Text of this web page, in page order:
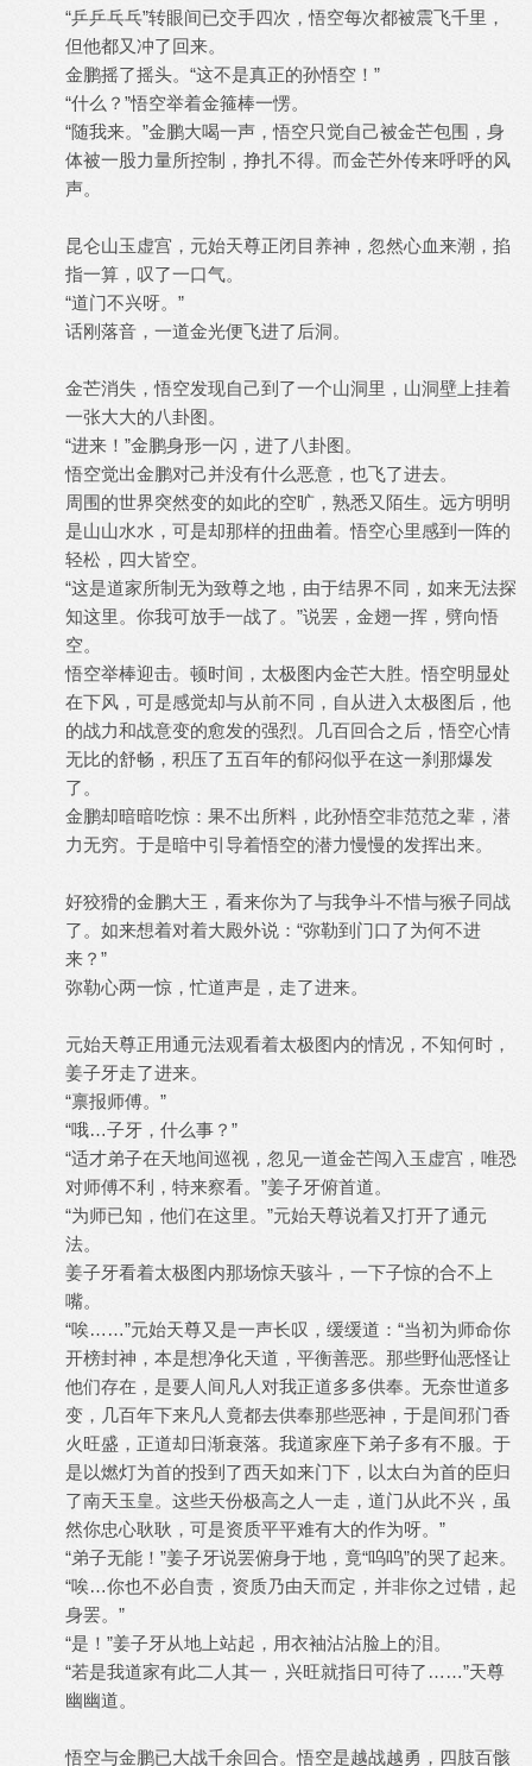
“乒乒乓乓”转眼间已交手四次，悟空每次都被震飞千里，
但他都又冲了回来。
金鹏摇了摇头。“这不是真正的孙悟空！”
“什么？”悟空举着金箍棒一愣。
“随我来。”金鹏大喝一声，悟空只觉自己被金芒包围，身
体被一股力量所控制，挣扎不得。而金芒外传来呼呼的风
声。
昆仑山玉虚宫，元始天尊正闭目养神，忽然心血来潮，掐
指一算，叹了一口气。
“道门不兴呀。”
话刚落音，一道金光便飞进了后洞。
金芒消失，悟空发现自己到了一个山洞里，山洞壁上挂着
一张大大的八卦图。
“进来！”金鹏身形一闪，进了八卦图。
悟空觉出金鹏对己并没有什么恶意，也飞了进去。
周围的世界突然变的如此的空旷，熟悉又陌生。远方明明
是山山水水，可是却那样的扭曲着。悟空心里感到一阵的
轻松，四大皆空。
“这是道家所制无为致尊之地，由于结界不同，如来无法探
知这里。你我可放手一战了。”说罢，金翅一挥，劈向悟
空。
悟空举棒迎击。顿时间，太极图内金芒大胜。悟空明显处
在下风，可是感觉却与从前不同，自从进入太极图后，他
的战力和战意变的愈发的强烈。几百回合之后，悟空心情
无比的舒畅，积压了五百年的郁闷似乎在这一刹那爆发
了。
金鹏却暗暗吃惊：果不出所料，此孙悟空非范范之辈，潜
力无穷。于是暗中引导着悟空的潜力慢慢的发挥出来。
好狡猾的金鹏大王，看来你为了与我争斗不惜与猴子同战
了。如来想着对着大殿外说：“弥勒到门口了为何不进
来？”
弥勒心两一惊，忙道声是，走了进来。
元始天尊正用通元法观看着太极图内的情况，不知何时，
姜子牙走了进来。
“禀报师傅。”
“哦…子牙，什么事？”
“适才弟子在天地间巡视，忽见一道金芒闯入玉虚宫，唯恐
对师傅不利，特来察看。”姜子牙俯首道。
“为师已知，他们在这里。”元始天尊说着又打开了通元
法。
姜子牙看着太极图内那场惊天骇斗，一下子惊的合不上
嘴。
“唉……”元始天尊又是一声长叹，缓缓道：“当初为师命你
开榜封神，本是想净化天道，平衡善恶。那些野仙恶怪让
他们存在，是要人间凡人对我正道多多供奉。无奈世道多
变，几百年下来凡人竟都去供奉那些恶神，于是间邪门香
火旺盛，正道却日渐衰落。我道家座下弟子多有不服。于
是以燃灯为首的投到了西天如来门下，以太白为首的臣归
了南天玉皇。这些天份极高之人一走，道门从此不兴，虽
然你忠心耿耿，可是资质平平难有大的作为呀。”
“弟子无能！”姜子牙说罢俯身于地，竟“呜呜”的哭了起来。
“唉…你也不必自责，资质乃由天而定，并非你之过错，起
身罢。”
“是！”姜子牙从地上站起，用衣袖沾沾脸上的泪。
“若是我道家有此二人其一，兴旺就指日可待了……”天尊
幽幽道。
悟空与金鹏已大战千余回合。悟空是越战越勇，四肢百骸